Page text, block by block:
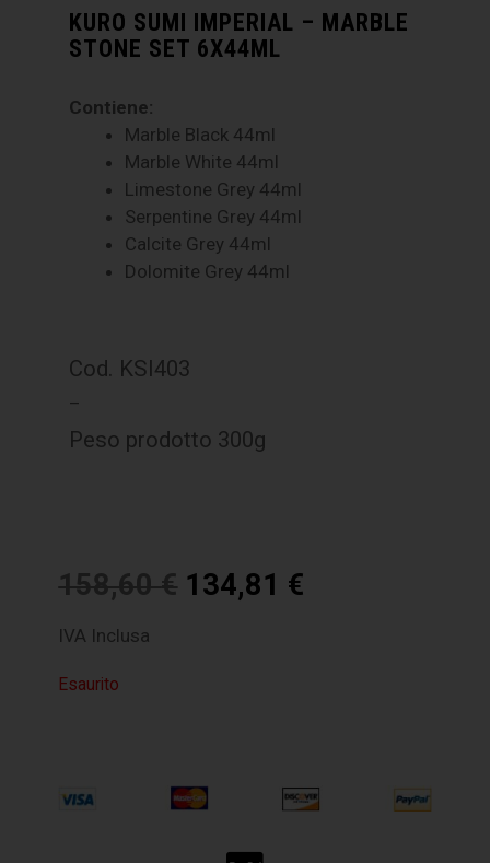
KURO SUMI IMPERIAL – MARBLE
STONE SET 6X44ML
Contiene:
Marble Black 44ml
Marble White 44ml
Limestone Grey 44ml
Serpentine Grey 44ml
Calcite Grey 44ml
Dolomite Grey 44ml
Cod. KSI403
–
Peso prodotto 300g
158,60€ 134,81 €
IVA Inclusa
Esaurito